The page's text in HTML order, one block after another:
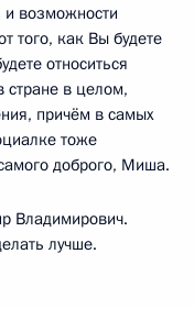
возможности
того, как Вы будете
относиться
стране в целом,
причём в самых
тоже
доброго, Миша.
Владимирович.
лучше.